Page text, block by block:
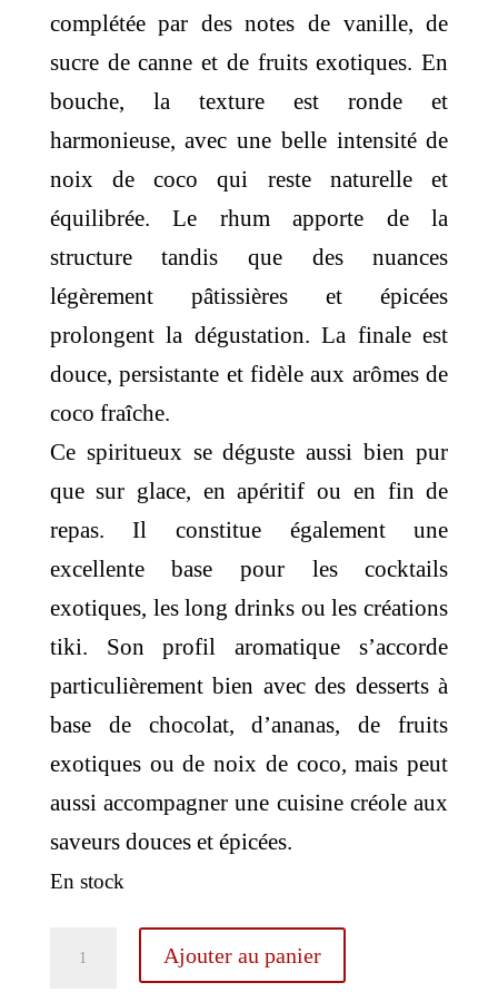
complétée par des notes de vanille, de
sucre de canne et de fruits exotiques. En
bouche, la texture est ronde et
harmonieuse, avec une belle intensité de
noix de coco qui reste naturelle et
équilibrée. Le rhum apporte de la
structure tandis que des nuances
légèrement pâtissières et épicées
prolongent la dégustation. La finale est
douce, persistante et fidèle aux arômes de
coco fraîche.
Ce spiritueux se déguste aussi bien pur
que sur glace, en apéritif ou en fin de
repas. Il constitue également une
excellente base pour les cocktails
exotiques, les long drinks ou les créations
tiki. Son profil aromatique s’accorde
particulièrement bien avec des desserts à
base de chocolat, d’ananas, de fruits
exotiques ou de noix de coco, mais peut
aussi accompagner une cuisine créole aux
saveurs douces et épicées.
En stock
quantité
Ajouter au panier